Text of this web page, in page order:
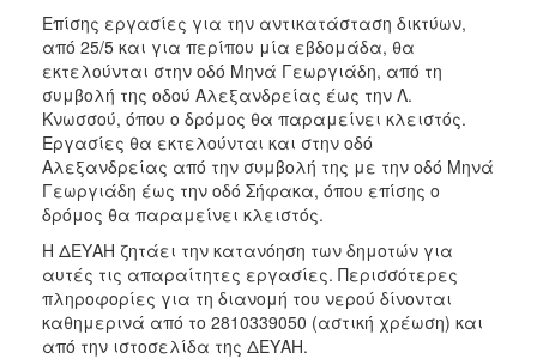
Επίσης εργασίες για την αντικατάσταση δικτύων,
από 25/5 και για περίπου μία εβδομάδα, θα
εκτελούνται στην οδό Μηνά Γεωργιάδη, από τη
συμβολή της οδού Αλεξανδρείας έως την Λ.
Κνωσσού, όπου ο δρόμος θα παραμείνει κλειστός.
Εργασίες θα εκτελούνται και στην οδό
Αλεξανδρείας από την συμβολή της με την οδό Μηνά
Γεωργιάδη έως την οδό Σήφακα, όπου επίσης ο
δρόμος θα παραμείνει κλειστός.
Η ΔΕΥΑΗ ζητάει την κατανόηση των δημοτών για
αυτές τις απαραίτητες εργασίες. Περισσότερες
πληροφορίες για τη διανομή του νερού δίνονται
καθημερινά από το 2810339050 (αστική χρέωση) και
από την ιστοσελίδα της ΔΕΥΑΗ.